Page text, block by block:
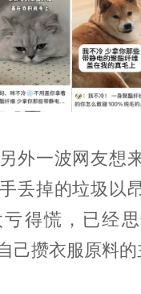
外一波网友想
丢掉的垃圾以
得慌，已经
己攒衣服原料的